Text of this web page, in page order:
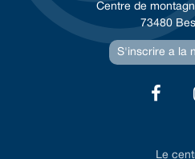
Centre de
73480
S'inscrire a la
Le